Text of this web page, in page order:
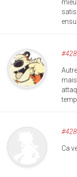
Ca